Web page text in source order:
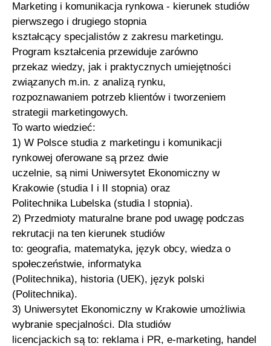
Marketing i komunikacja rynkowa - kierunek studiów
pierwszego i drugiego stopnia
kształcący specjalistów z zakresu marketingu.
Program kształcenia przewiduje zarówno
przekaz wiedzy, jak i praktycznych umiejętności
związanych m.in. z analizą rynku,
rozpoznawaniem potrzeb klientów i tworzeniem
strategii marketingowych.
To warto wiedzieć:
1) W Polsce studia z marketingu i komunikacji
rynkowej oferowane są przez dwie
uczelnie, są nimi Uniwersytet Ekonomiczny w
Krakowie (studia I i II stopnia) oraz
Politechnika Lubelska (studia I stopnia).
2) Przedmioty maturalne brane pod uwagę podczas
rekrutacji na ten kierunek studiów
to: geografia, matematyka, język obcy, wiedza o
społeczeństwie, informatyka
(Politechnika), historia (UEK), język polski
(Politechnika).
3) Uniwersytet Ekonomiczny w Krakowie umożliwia
wybranie specjalności. Dla studiów
licencjackich są to: reklama i PR, e-marketing, handel